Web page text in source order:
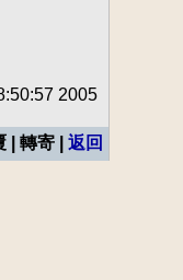
2005
| 轉寄 | 返回